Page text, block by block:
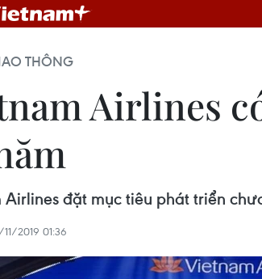
THÔNG
Airlines
Airlines đặt mục tiêu phát triển
2019 01:36